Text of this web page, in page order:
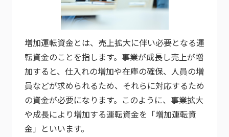
増加運転資金とは、売上拡大に伴い必要となる運
転資金のことを指します。事業が成長し売上が増
加すると、仕入れの増加や在庫の確保、人員の増
員などが求められるため、それらに対応するため
の資金が必要になります。このように、事業拡大
や成長により増加する運転資金を「増加運転資
金」といいます。